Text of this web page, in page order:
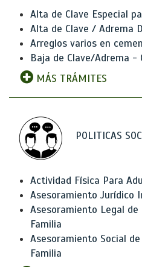
Alta de Clave Especial
Alta de Clave / Adrema
Arreglos varios en
Baja de Clave/Adrema -
MÁS TRÁMITES
POLITICAS
Actividad Física Para
Asesoramiento Jurídico
Asesoramiento Legal de
Familia
Asesoramiento Social
Familia